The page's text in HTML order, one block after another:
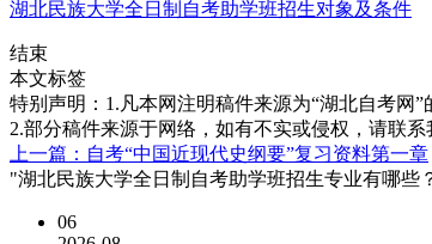
湖北民族大学全日制自考助学班招生对象及条件
结束
本文标签
特别声明：1.凡本网注明稿件来源为“湖北自考网
2.部分稿件来源于网络，如有不实或侵权，请联
上一篇：自考“中国近现代史纲要”复习资料第一章
"湖北民族大学全日制自考助学班招生专业有哪些
06